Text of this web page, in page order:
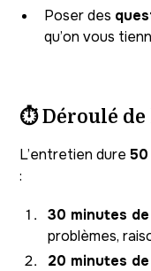
Poser des
qu’on vous
⏱️ Déroulé de
L’entretien dure
:
30 minutes
problèmes,
20 minutes